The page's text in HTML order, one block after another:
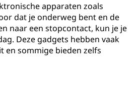
apparaten zoals
dat je onderweg bent en de
naar een stopcontact, kun je je
Deze gadgets hebben vaak
en sommige bieden zelfs